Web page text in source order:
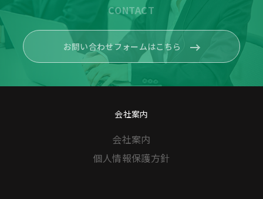
CONTACT
お問い合わせフォームはこちら
会社案内
会社案内
個人情報保護方針